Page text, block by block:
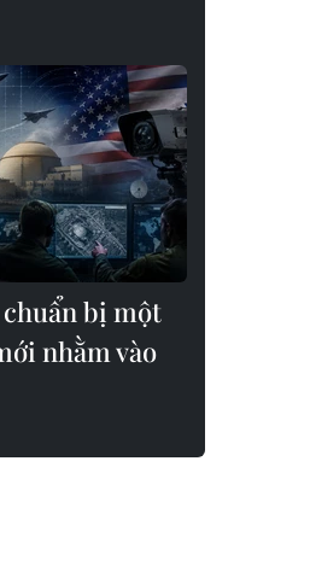
bị một
nhằm vào